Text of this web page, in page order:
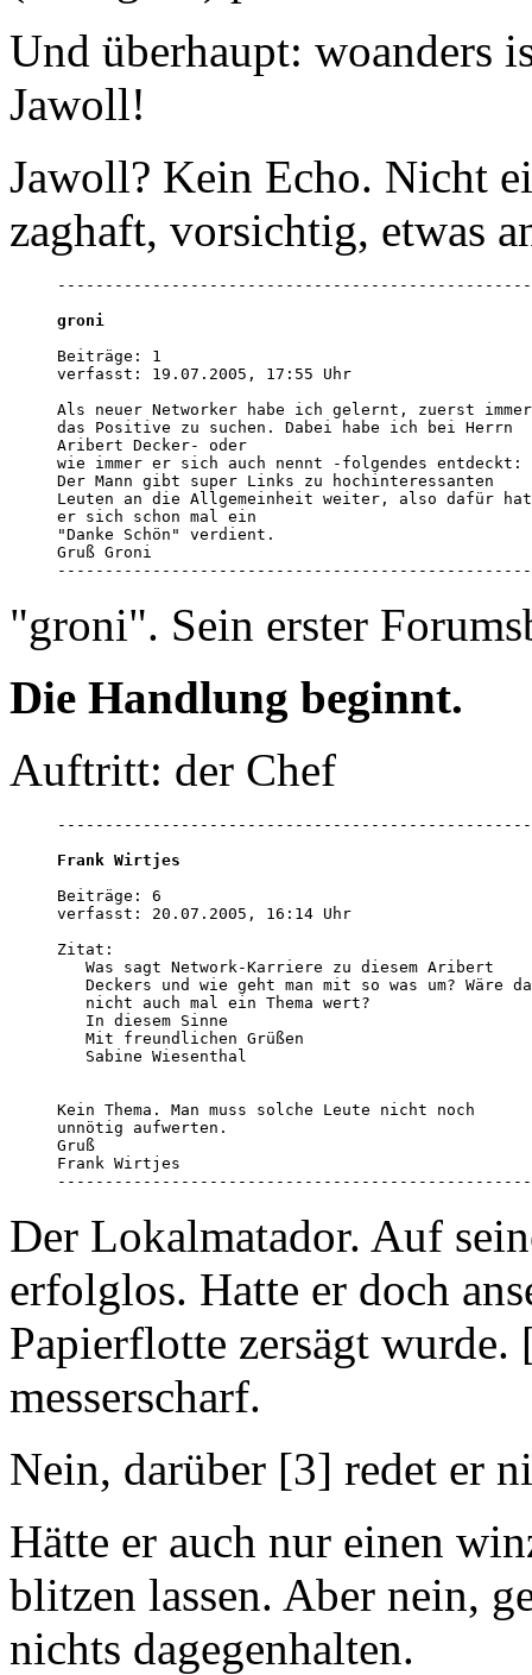
Und überhaupt: woanders
Jawoll!
Jawoll? Kein Echo. Nicht
zaghaft, vorsichtig, etwas
groni
Beiträge: 1
verfasst: 19.07.2005, 17:55 Uhr
Als neuer Networker habe ich gelernt, zuerst
das Positive zu suchen. Dabei habe ich bei Herrn
Aribert Decker- oder
wie immer er sich auch nennt -folgendes entdeckt:
Der Mann gibt super Links zu hochinteressanten
Leuten an die Allgemeinheit weiter, also dafür
er sich schon mal ein
"Danke Schön" verdient.
Gruß Groni
"groni". Sein erster
Die Handlung beginnt.
Auftritt: der Chef
Frank Wirtjes
Beiträge: 6
verfasst: 20.07.2005, 16:14 Uhr
Zitat:
   Was sagt Network-Karriere zu diesem Aribert
Deckers und wie geht man mit so was um? Wäre
   nicht auch mal ein Thema wert?
   In diesem Sinne
   Mit freundlichen Grüßen
   Sabine Wiesenthal
Kein Thema. Man muss solche Leute nicht noch
unnötig aufwerten.
Gruß
Frank Wirtjes
Der Lokalmatador. Auf
erfolglos. Hatte er doch
Papierflotte zersägt
messerscharf.
Nein, darüber [3] redet er
Hätte er auch nur einen
blitzen lassen. Aber nein,
nichts dagegenhalten.